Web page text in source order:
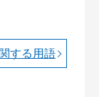
する用語